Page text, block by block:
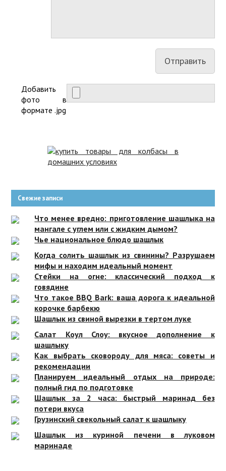
Добавить
фото в
формате .jpg
Свежие записи
Что менее вредно: приготовление шашлыка на
мангале с углем или с жидким дымом?
Чье национальное блюдо шашлык
Когда солить шашлык из свинины? Разрушаем
мифы и находим идеальный момент
Стейки на огне: классический подход к
говядине
Что такое BBQ Bark: ваша дорога к идеальной
корочке барбекю
Шашлык из свиной вырезки в тертом луке
Салат Коул Слоу: вкусное дополнение к
шашлыку
Как выбрать сковороду для мяса: советы и
рекомендации
Планируем идеальный отдых на природе:
полный гид по подготовке
Шашлык за 2 часа: быстрый маринад без
потери вкуса
Грузинский свекольный салат к шашлыку
Шашлык из куриной печени в луковом
маринаде